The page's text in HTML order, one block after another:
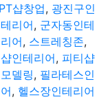
PT샵창업, 광진구인
리어, 군자동인테
어, 스트레칭존,
인테리어, 피티샵
델링, 필라테스인
, 헬스장인테리어